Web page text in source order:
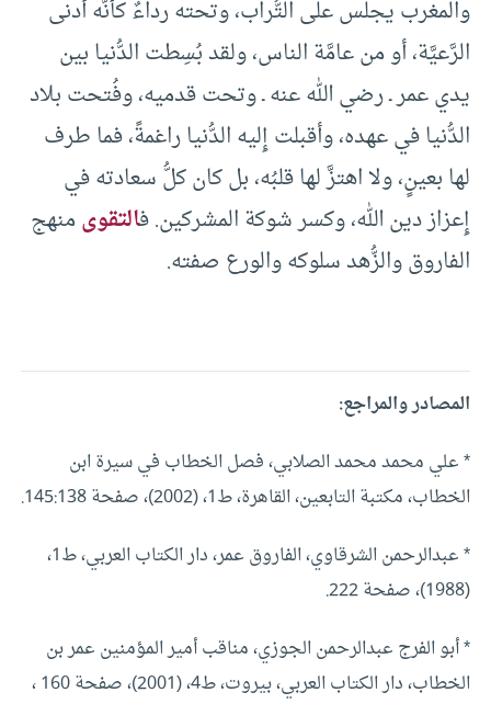
والمغرب يجلس على التُّراب، وتحته رداءٌ كأنَّه أدنى
الرَّعيَّة، أو من عامَّة الناس، ولقد بُسِطت الدُّنيا بين
يدي عمر ـ رضي الله عنه ـ وتحت قدميه، وفُتحت بلاد
الدُّنيا في عهده، وأقبلت إِليه الدُّنيا راغمةً، فما طرف
لها بعينٍ، ولا اهتزَّ لها قلبُه، بل كان كلُّ سعادته في
إِعزاز دين الله، وكسر شوكة المشركين. فالتقوىمنهج
الفاروق والزُّهد سلوكه والورع صفته.
المصادر والمراجع:
* علي محمد محمد الصلابي، فصل الخطاب في سيرة ابن
الخطاب، مكتبة التابعين، القاهرة، ط1، (2002)، صفحة 145:138.
* عبدالرحمن الشرقاوي، الفاروق عمر، دار الكتاب العربي، ط1،
(1988)، صفحة 222.
* أبو الفرج عبدالرحمن الجوزي، مناقب أمير المؤمنين عمر بن
الخطاب، دار الكتاب العربي، بيروت، ط4، (2001)، صفحة 160 ،